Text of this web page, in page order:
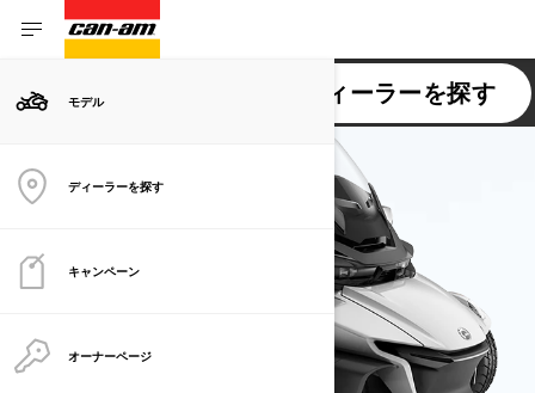
モデル
ディーラーを探す
キャンペーン
オーナーページ
SPYDER RT ディーラーを探す